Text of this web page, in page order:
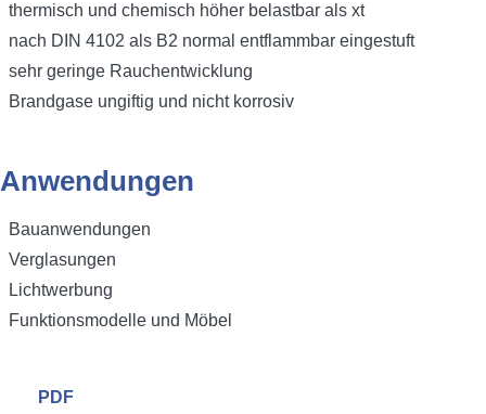
thermisch und chemisch höher belastbar als xt
nach DIN 4102 als B2 normal entflammbar eingestuft
sehr geringe Rauchentwicklung
Brandgase ungiftig und nicht korrosiv
Anwendungen
Bauanwendungen
Verglasungen
Lichtwerbung
Funktionsmodelle und Möbel
Downloads
PDF